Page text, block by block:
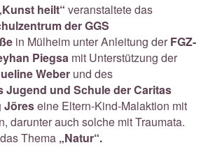
heilt“ veranstaltete das
der GGS
in Mülheim unter Anleitung der FGZ-
Piegsa mit Unterstützung der
Weber und des
Jugend und Schule der Caritas
Jöreseine Eltern-Kind-Malaktion mit
darunter auch solche mit Traumata.
Thema „Natur“.